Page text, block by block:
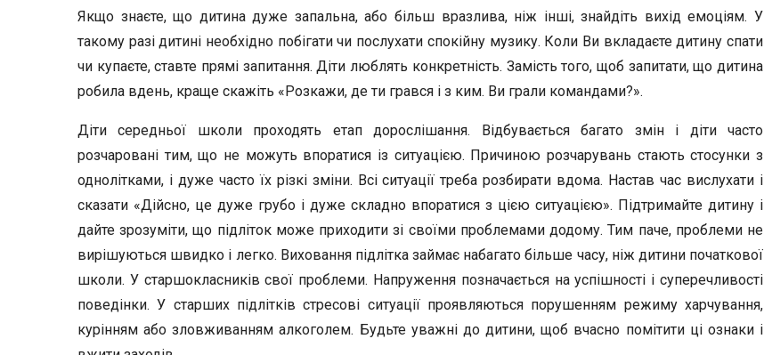
Якщо знаєте, що дитина дуже запальна, або більш вразлива, ніж інші, знайдіть вихід емоціям. У
такому разі дитині необхідно побігати чи послухати спокійну музику. Коли Ви вкладаєте дитину спати
чи купаєте, ставте прямі запитання. Діти люблять конкретність. Замість того, щоб запитати, що дитина
робила вдень, краще скажіть «Розкажи, де ти грався і з ким. Ви грали командами?».
Діти середньої школи проходять етап дорослішання. Відбувається багато змін і діти часто
розчаровані тим, що не можуть впоратися із ситуацією. Причиною розчарувань стають стосунки з
однолітками, і дуже часто їх різкі зміни. Всі ситуації треба розбирати вдома. Настав час вислухати і
сказати «Дійсно, це дуже грубо і дуже складно впоратися з цією ситуацією». Підтримайте дитину і
дайте зрозуміти, що підліток може приходити зі своїми проблемами додому. Тим паче, проблеми не
вирішуються швидко і легко. Виховання підлітка займає набагато більше часу, ніж дитини початкової
школи. У старшокласників свої проблеми. Напруження позначається на успішності і суперечливості
поведінки. У старших підлітків стресові ситуації проявляються порушенням режиму харчування,
курінням або зловживанням алкоголем. Будьте уважні до дитини, щоб вчасно помітити ці ознаки і